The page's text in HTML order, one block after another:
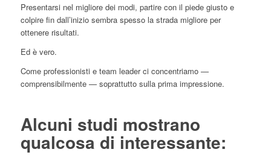
Presentarsi nel migliore dei modi, partire con il piede giusto e
colpire fin dall’inizio sembra spesso la strada migliore per
ottenere risultati.
Ed è vero.
Come professionisti e team leader ci concentriamo —
comprensibilmente — soprattutto sulla prima impressione.
Alcuni studi mostrano
qualcosa di interessante: